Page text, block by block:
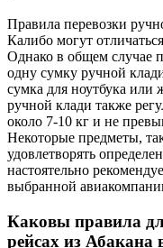
Правила перевозки
Калибо могут
Однако в общем случае
одну сумку ручной
сумка для ноутбука или
ручной клади также
около 7-10 кг и не
Некоторые предметы,
удовлетворять
настоятельно
выбранной
Каковы правила
рейсах из Абакана